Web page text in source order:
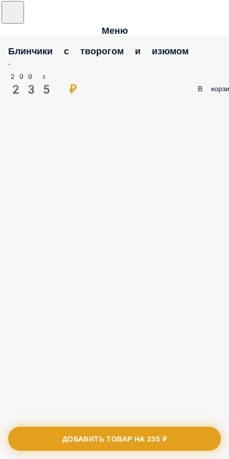
Меню
Блинчики с творогом и изюмом
-
200 г.
235 ₽ В
ДОБАВИТЬ ТОВАР НА235 ₽